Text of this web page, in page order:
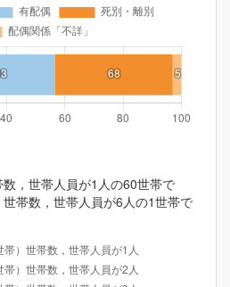
，世帯人員が1人の60世帯で
帯数，世帯人員が6人の1世帯で